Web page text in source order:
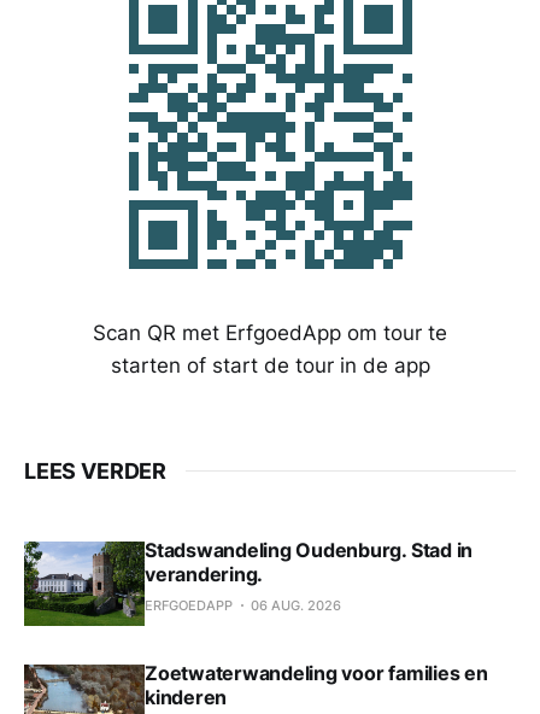
Scan QR met ErfgoedApp om tour te
starten of start de tour in de app
LEES VERDER
Stadswandeling Oudenburg. Stad in
verandering.
ERFGOEDAPP 06 AUG. 2026
Zoetwaterwandeling voor families en
kinderen